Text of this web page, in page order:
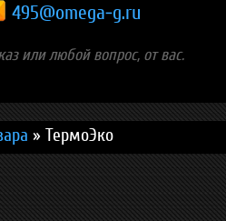
495@omega-g.ru
или любой вопрос, от вас.
» ТермоЭко